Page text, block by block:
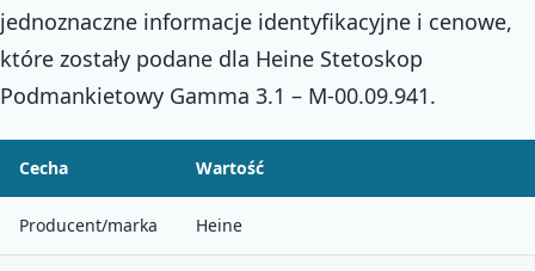
jednoznaczne informacje identyfikacyjne i cenowe,
które zostały podane dla Heine Stetoskop
Podmankietowy Gamma 3.1 – M-00.09.941.
Cecha Wartość
Producent/marka Heine